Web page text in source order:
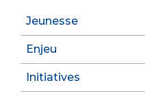
Jeunesse
Enjeu
Initiatives